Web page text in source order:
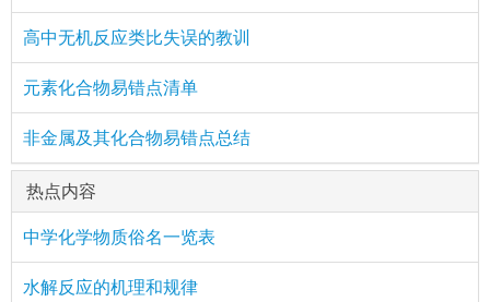
高中无机反应类比失误的教训
元素化合物易错点清单
非金属及其化合物易错点总结
热点内容
中学化学物质俗名一览表
水解反应的机理和规律